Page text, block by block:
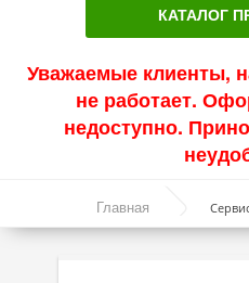
КАТАЛОГ
Актуальные продукты
Акции
Синтетические масла
Уважаемые клиенты,
не работает.
недоступно.
Главная